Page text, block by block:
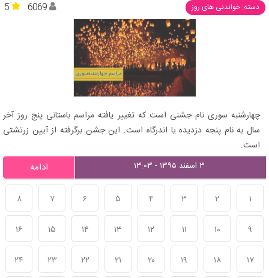
دسته: خواندنی های روز 5 6069
چهارشنبه سوری نام جشنی است که تغییر یافته مراسم باستانی پنج روز آخر
سال به نام پنجه دزدیده یا اندرگاه است. این جشن برگرفته از آیین زرتشتی
است.
۳ اسفند ۱۳۹۵ - ۱۳:۰۳ ادامه
۱ ۲ ۳ ۴ ۵ ۶ ۷ ۸
۹ ۱۰ ۱۱ ۱۲ ۱۳ ۱۴ ۱۵ ۱۶
۱۷ ۱۸ ۱۹ ۲۰ ۲۱ ۲۲ ۲۳ ۲۴